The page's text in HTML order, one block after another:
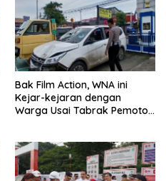
Bak Film Action, WNA ini
Kejar-kejaran dengan
Warga Usai Tabrak Pemotor